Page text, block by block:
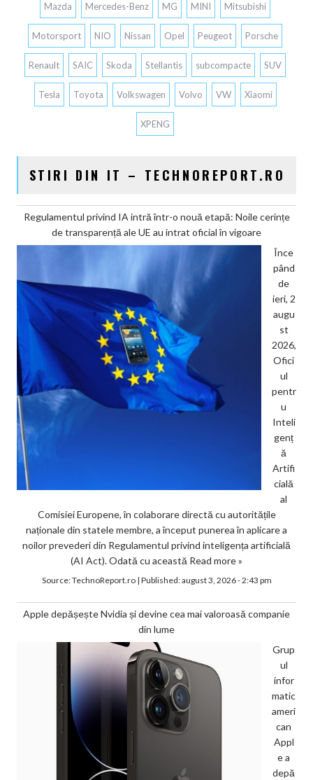
Mazda Mercedes-Benz MG MINI Mitsubishi
Motorsport NIO Nissan Opel Peugeot Porsche
Renault SAIC Skoda Stellantis subcompacte SUV
Tesla Toyota Volkswagen Volvo VW Xiaomi
XPENG
STIRI DIN IT – TECHNOREPORT.RO
Regulamentul privind IA intră într-o nouă etapă: Noile cerințe
de transparență ale UE au intrat oficial în vigoare
Înce
pând
de
ieri, 2
augu
st
2026,
Ofici
ul
pentr
u
Inteli
genț
ă
Artifi
cială
al
Comisiei Europene, în colaborare directă cu autoritățile
naționale din statele membre, a început punerea în aplicare a
noilor prevederi din Regulamentul privind inteligența artificială
(AI Act). Odată cu această Read more »
Source:TechnoReport.ro| Published:august 3, 2026 - 2:43 pm
Apple depășește Nvidia și devine cea mai valoroasă companie
din lume
Grup
ul
infor
matic
ameri
can
Appl
e a
depă